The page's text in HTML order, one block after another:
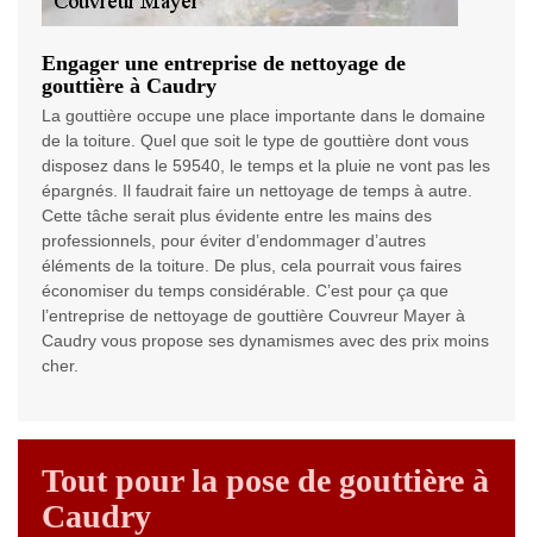
Engager une entreprise de nettoyage de
gouttière à Caudry
La gouttière occupe une place importante dans le domaine
de la toiture. Quel que soit le type de gouttière dont vous
disposez dans le 59540, le temps et la pluie ne vont pas les
épargnés. Il faudrait faire un nettoyage de temps à autre.
Cette tâche serait plus évidente entre les mains des
professionnels, pour éviter d’endommager d’autres
éléments de la toiture. De plus, cela pourrait vous faires
économiser du temps considérable. C’est pour ça que
l’entreprise de nettoyage de gouttière Couvreur Mayer à
Caudry vous propose ses dynamismes avec des prix moins
cher.
Tout pour la pose de gouttière à
Caudry